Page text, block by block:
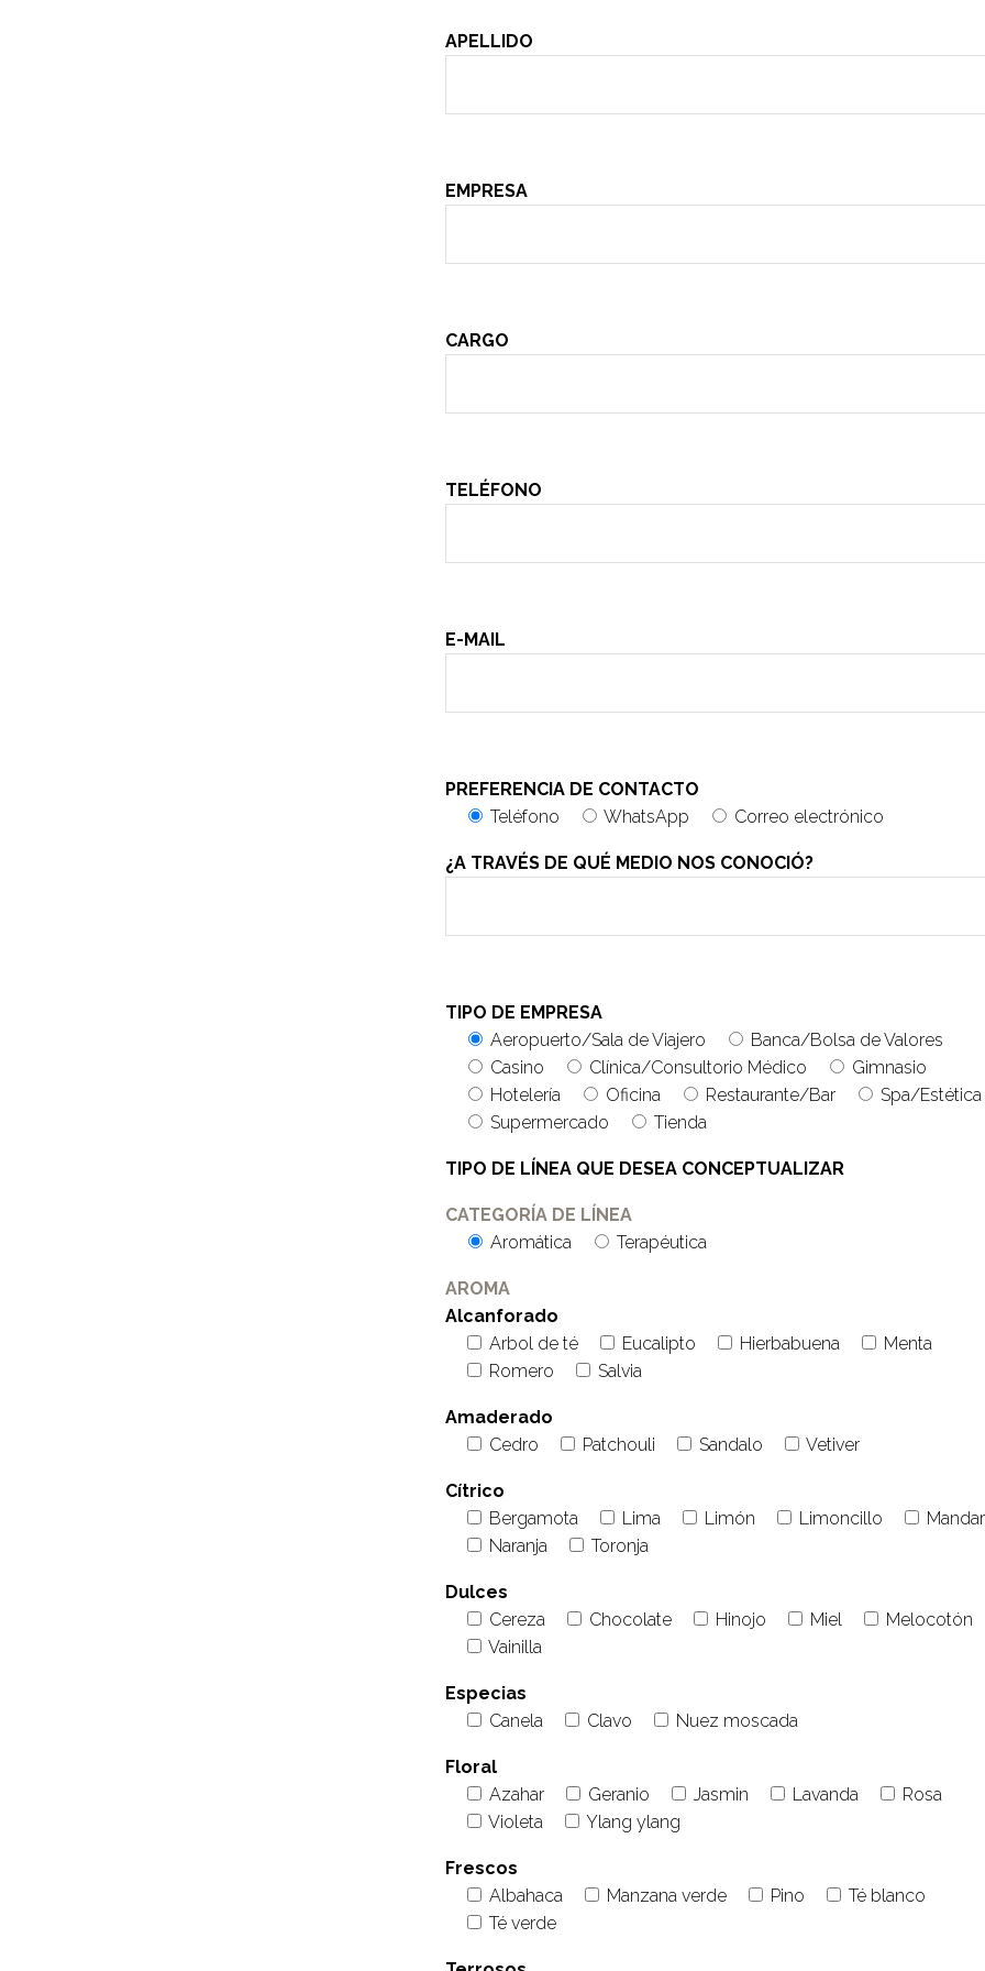
Envolturas
Roll-On Terapéutico
Madera
APELLIDO
EMPRESA
CARGO
TELÉFONO
E-MAIL
PREFERENCIA DE CONTACTO
Teléfono
WhatsApp Correo electrónico
¿A TRAVÉS DE QUÉ MEDIO NOS CONOCIÓ?
TIPO DE EMPRESA
Aeropuerto/Sala de Viajero
Banca/Bolsa de Valores
Casino
Clínica/Consultorio Médico
Gimnasio
Hotelería
Oficina Restaurante/Bar
Spa/Estética
Supermercado
Tienda
TIPO DE LÍNEA QUE DESEA CONCEPTUALIZAR
CATEGORÍA DE LÍNEA
Aromática
Terapéutica
AROMA
Alcanforado
Arbol de té
Eucalipto Hierbabuena
Menta
Romero
Salvia
Amaderado
Cedro
Patchouli Sandalo Vetiver
Cítrico
Bergamota
Lima Limón Limoncillo
Naranja
Toronja
Dulces
Cereza
Chocolate Hinojo Miel
Melocotón
Vainilla
Especias
Canela
Clavo Nuez moscada
Floral
Azahar
Geranio Jasmin Lavanda
Rosa
Violeta
Ylang ylang
Frescos
Albahaca
Manzana verde Pino
Té blanco
Té verde